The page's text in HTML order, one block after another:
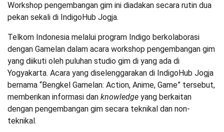
Workshop pengembangan gim ini diadakan secara rutin dua
pekan sekali di IndigoHub Jogja.
Telkom Indonesia melalui program Indigo berkolaborasi
dengan Gamelan dalam acara workshop pengembangan gim
yang diikuti oleh puluhan studio gim di yang ada di
Yogyakarta. Acara yang diselenggarakan di IndigoHub Jogja
bernama “Bengkel Gamelan: Action, Anime, Game” tersebut,
memberikan informasi dan knowledge yang berkaitan
dengan pengembangan gim secara teknikal dan non-
teknikal.